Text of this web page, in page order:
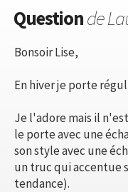
Questionde
Bonsoir Lise,
En hiver je porte
Je l'adore mais il
le porte avec une
son style avec une
un truc qui accentue
tendance).